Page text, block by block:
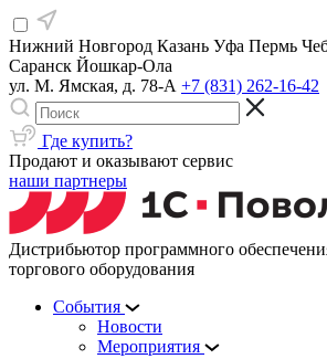
Нижний Новгород Казань Уфа Пермь
Саранск Йошкар-Ола
ул. М. Ямская, д. 78-А +7 (831) 262-16-42
Где купить?
Продают и оказывают сервис
наши партнеры
Дистрибьютор программного
торгового оборудования
События
Новости
Мероприятия